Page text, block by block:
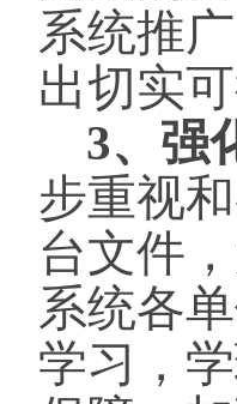
系统推
出切实
3、强
步重视
台文件
系统各
学习，